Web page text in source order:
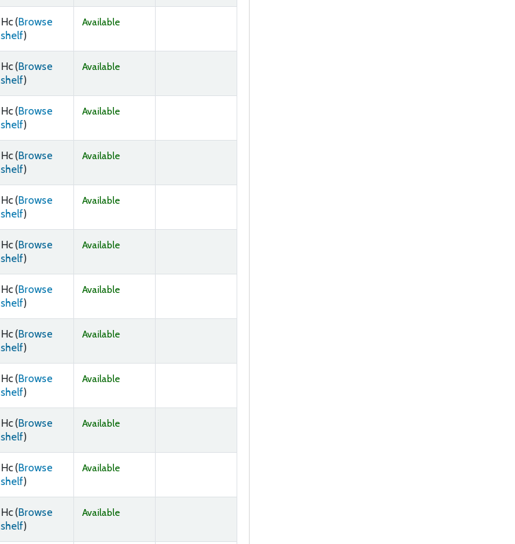
Hc (Browse
shelf(Opens below)
)
Available
Hc (Browse
shelf(Opens below)
)
Available
Hc (Browse
shelf(Opens below)
)
Available
Hc (Browse
shelf(Opens below)
)
Available
Hc (Browse
shelf(Opens below)
)
Available
Hc (Browse
shelf(Opens below)
)
Available
Hc (Browse
shelf(Opens below)
)
Available
Hc (Browse
shelf(Opens below)
)
Available
Hc (Browse
shelf(Opens below)
)
Available
Hc (Browse
shelf(Opens below)
)
Available
Hc (Browse
shelf(Opens below)
)
Available
Hc (Browse
shelf(Opens below)
)
Available